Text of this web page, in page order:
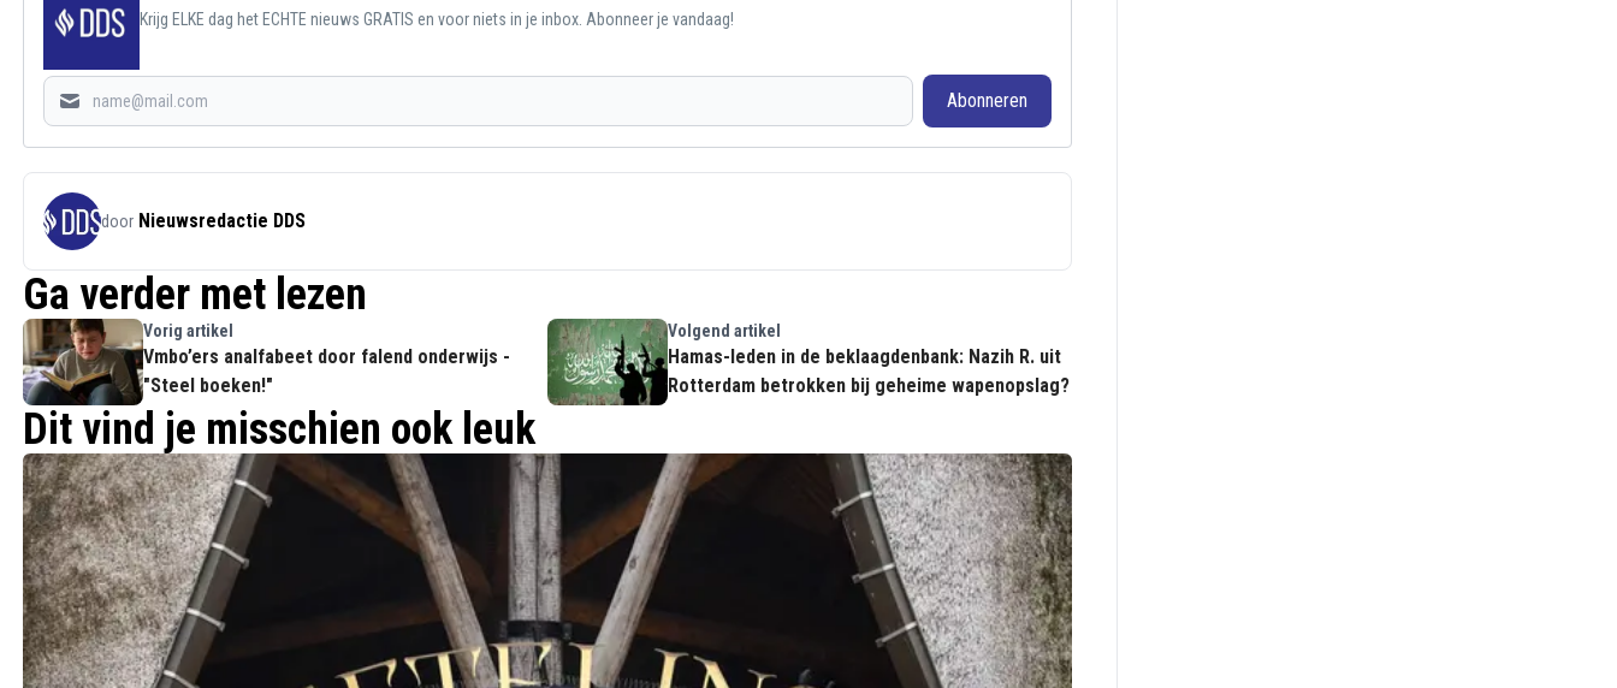
Krijg ELKE dag het ECHTE nieuws GRATIS en voor niets in je inbox. Abonneer je vandaag!
Abonneren
door Nieuwsredactie DDS
Ga verder met lezen
Vorig artikel
Vmbo’ers analfabeet door falend onderwijs -
"Steel boeken!"
Volgend artikel
Hamas-leden in de beklaagdenbank: Nazih R. uit
Rotterdam betrokken bij geheime wapenopslag?
Dit vind je misschien ook leuk